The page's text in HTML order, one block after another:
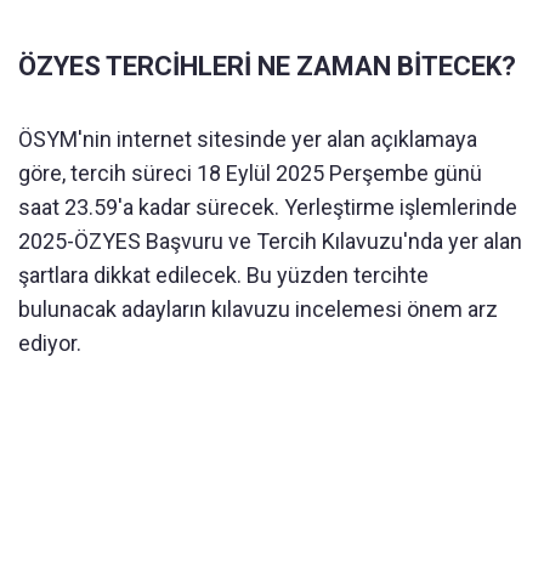
ÖZYES TERCİHLERİ NE ZAMAN BİTECEK?
ÖSYM'nin internet sitesinde yer alan açıklamaya
göre, tercih süreci 18 Eylül 2025 Perşembe günü
saat 23.59'a kadar sürecek. Yerleştirme işlemlerinde
2025-ÖZYES Başvuru ve Tercih Kılavuzu'nda yer alan
şartlara dikkat edilecek. Bu yüzden tercihte
bulunacak adayların kılavuzu incelemesi önem arz
ediyor.